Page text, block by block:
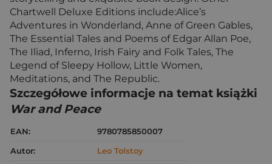
Chartwell Deluxe Editions include:Alice’s
Adventures in Wonderland, Anne of Green Gables,
The Essential Tales and Poems of Edgar Allan Poe,
The Iliad, Inferno, Irish Fairy and Folk Tales, The
Legend of Sleepy Hollow, Little Women,
Meditations, and The Republic.
Szczegółowe informacje na temat książki
War and Peace
EAN:
9780785850007
Autor:
Leo Tolstoy